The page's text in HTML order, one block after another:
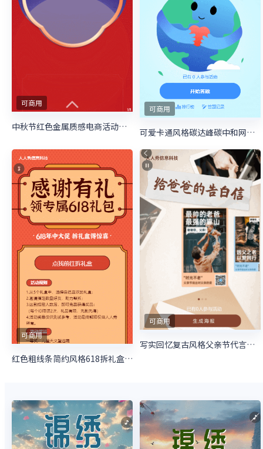
可商用
中秋节红色金属质感电商活动促销宣传海报
可商用
可爱卡通风格碳达峰碳中和网络竞答答题活动
可商用
红色粗线条简约风格618拆礼盒活动宣传海报
可商用
写实回忆复古风格父亲节代言海报活动